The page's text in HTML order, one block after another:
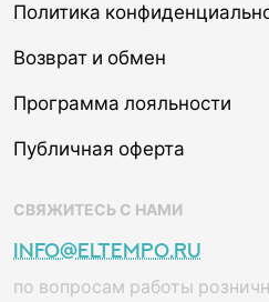
Политика
Возврат и обмен
Программа лояльности
Публичная оферта
СВЯЖИТЕСЬ С НАМИ
info@eltempo.ru
по вопросам работы